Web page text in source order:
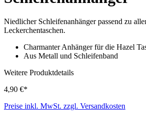
Niedlicher Schleifenanhänger passend zu
Leckerchentaschen.
Charmanter Anhänger für die Hazel
Aus Metall und Schleifenband
Weitere Produktdetails
4,90 €*
Preise inkl. MwSt. zzgl. Versandkosten